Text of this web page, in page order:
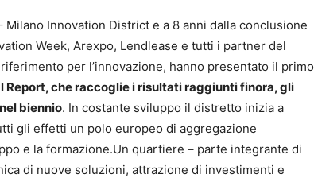
Milano Innovation District e a 8 anni dalla conclusione
Week, Arexpo, Lendlease e tutti i partner del
per l’innovazione, hanno presentato il primo
Report, che raccoglie i risultati raggiuntifinora, gli
biennio. In costante sviluppo il distretto inizia a
gli effetti un polo europeo di aggregazione
e la formazione.Un quartiere – parte integrante di
di nuove soluzioni, attrazione di investimenti e